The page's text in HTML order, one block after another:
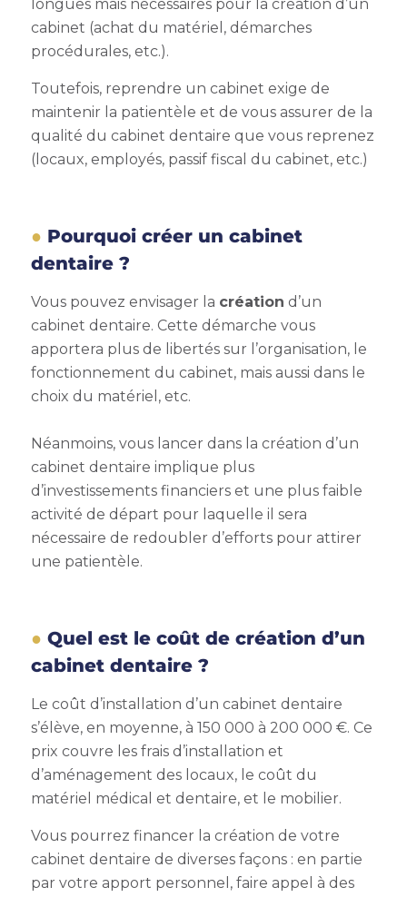
longues mais nécessaires pour la création d’un
cabinet (achat du matériel, démarches
procédurales, etc.).
Toutefois, reprendre un cabinet exige de
maintenir la patientèle et de vous assurer de la
qualité du cabinet dentaire que vous reprenez
(locaux, employés, passif fiscal du cabinet, etc.)
Pourquoi créer un cabinet
dentaire ?
Vous pouvez envisager la création d’un
cabinet dentaire. Cette démarche vous
apportera plus de libertés sur l’organisation, le
fonctionnement du cabinet, mais aussi dans le
choix du matériel, etc.
Néanmoins, vous lancer dans la création d’un
cabinet dentaire implique plus
d’investissements financiers et une plus faible
activité de départ pour laquelle il sera
nécessaire de redoubler d’efforts pour attirer
une patientèle.
Quel est le coût de création d’un
cabinet dentaire ?
Le coût d’installation d’un cabinet dentaire
s’élève, en moyenne, à 150 000 à 200 000 €. Ce
prix couvre les frais d’installation et
d’aménagement des locaux, le coût du
matériel médical et dentaire, et le mobilier.
Vous pourrez financer la création de votre
cabinet dentaire de diverses façons : en partie
par votre apport personnel, faire appel à des